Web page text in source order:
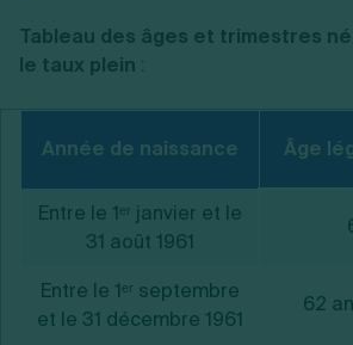
Tableau des âges et trimestres
le taux plein :
Année de naissance Âge
Entre le 1ᵉʳ janvier et le
31 août 1961
Entre le 1ᵉʳ septembre
et le 31 décembre 1961
62